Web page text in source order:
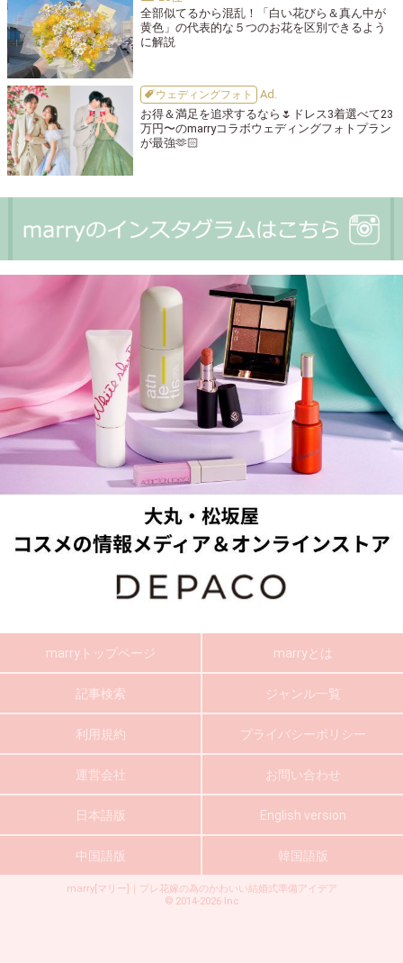
全部似てるから混乱！「白い花びら＆真ん中が
黄色」の代表的な５つのお花を区別できるよう
に解説
ウェディングフォト
お得＆満足を追求するなら🌷ドレス3着選べて23
万円〜のmarryコラボウェディングフォトプラン
が最強🫶🏻
marryトップページ marryとは
記事検索 ジャンル一覧
利用規約 プライバシーポリシー
運営会社 お問い合わせ
日本語版 English version
中国語版 韓国語版
marry[マリー]｜プレ花嫁の為のかわいい結婚式準備アイデア
© 2014-2026 Inc